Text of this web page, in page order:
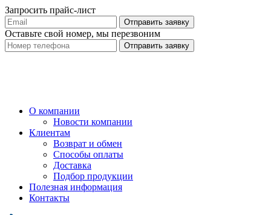
Запросить прайс-лист
Оставьте свой номер, мы перезвоним
О компании
Новости компании
Клиентам
Возврат и обмен
Способы оплаты
Доставка
Подбор продукции
Полезная информация
Контакты